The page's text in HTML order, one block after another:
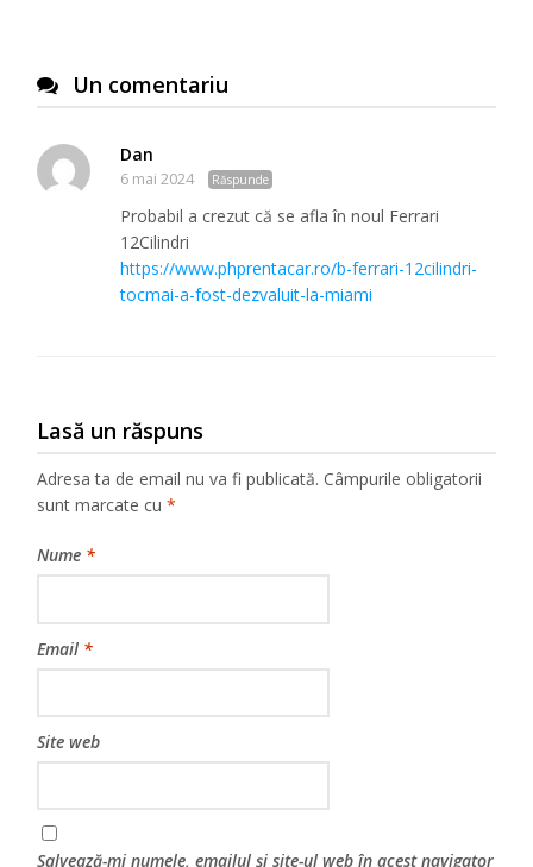
Un comentariu
Dan
6 mai 2024 Răspunde
Probabil a crezut că se afla în noul Ferrari
12Cilindri
https://www.phprentacar.ro/b-ferrari-12cilindri-
tocmai-a-fost-dezvaluit-la-miami
Lasă un răspuns
Adresa ta de email nu va fi publicată. Câmpurile obligatorii
sunt marcate cu*
Nume *
Email *
Site web
Salvează-mi numele, emailul și site-ul web în acest navigator